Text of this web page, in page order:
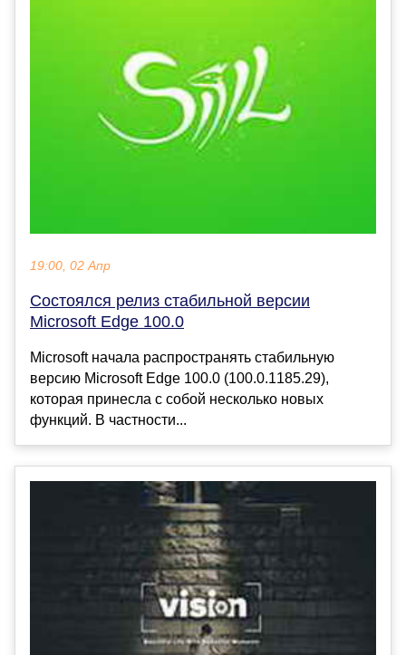
19:00, 02 Апр
Состоялся релиз стабильной версии
Microsoft Edge 100.0
Microsoft начала распространять стабильную
версию Microsoft Edge 100.0 (100.0.1185.29),
которая принесла с собой несколько новых
функций. В частности...